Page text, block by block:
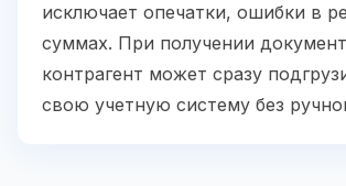
исключает опечатки, ошибки в
суммах. При получении
контрагент может сразу
свою учетную систему без